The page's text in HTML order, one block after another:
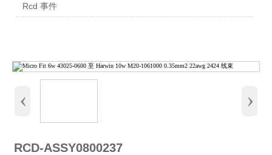
Rcd 事件
‹ ›
RCD-ASSY0800237